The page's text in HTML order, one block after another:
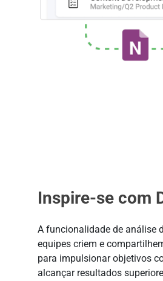
Inspire-se com
A funcionalidade de análise
equipes criem e
para impulsionar objetivos
alcançar resultados